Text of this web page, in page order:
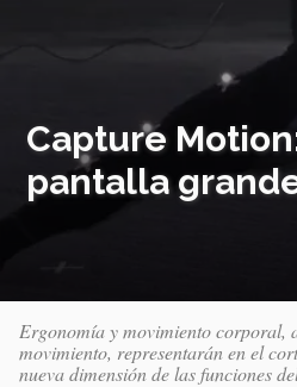
Capture
pantalla
Ergonomía y movimiento corporal,
movimiento, representarán en el
nueva dimensión de las funciones